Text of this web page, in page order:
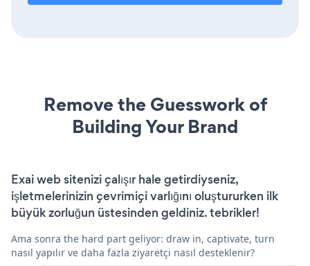
Remove the Guesswork of
Building Your Brand
Exai web sitenizi çalışır hale getirdiyseniz,
işletmelerinizin çevrimiçi varlığını oluştururken ilk
büyük zorluğun üstesinden geldiniz. tebrikler!
Ama sonra the hard part geliyor: draw in, captivate, turn
nasıl yapılır ve daha fazla ziyaretçi nasıl desteklenir?